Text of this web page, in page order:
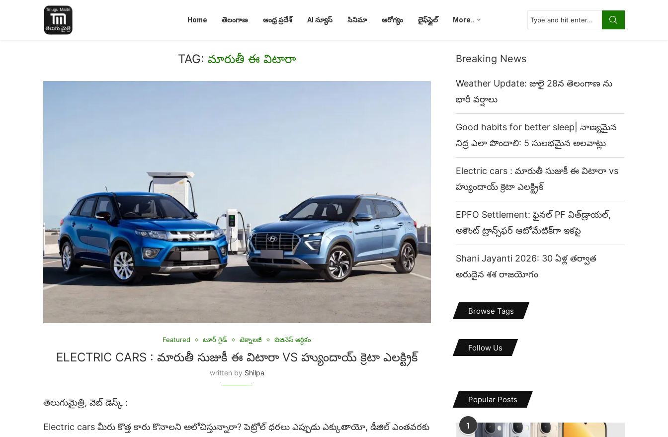
Home తెలంగాణ ఆంధ్ర ప్రదేశ్ AI న్యూస్ సినిమా ఆరోగ్యం లైఫ్‌స్టైల్ More..
TAG:మారుతీ ఈ విటారా
Featured టూర్ గైడ్ టెక్నాలజీ బిజినెస్ ఆర్థికం
ELECTRIC CARS : మారుతీ సుజుకీ ఈ విటారా VS హ్యుందాయ్ క్రెటా ఎలక్ట్రిక్
written by Shilpa
తెలుగుమైత్రి, వెబ్ డెస్క్ :
Electric cars మీరు కొత్త కారు కొనాలని ఆలోచిస్తున్నారా? పెట్రోల్ ధరలు ఎప్పుడు ఎక్కుతాయో, డీజిల్ ఎంతవరకు
Breaking News
Weather Update: జులై 28న తెలంగాణ ను
భారీ వర్షాలు
Good habits for better sleep| నాణ్యమైన
నిద్ర ఎలా పొందాలి: 5 సులభమైన అలవాట్లు
Electric cars : మారుతీ సుజుకీ ఈ విటారా vs
హ్యుందాయ్ క్రెటా ఎలక్ట్రిక్
EPFO Settlement: ఫైనల్ PF విత్‌డ్రాయల్,
అకౌంట్ ట్రాన్స్‌ఫర్ ఆటోమేటిక్‌గా ఇకపై
Shani Jayanti 2026: 30 ఏళ్ల తర్వాత
అరుదైన శశ రాజయోగం
Browse Tags
Follow Us
Popular Posts
1